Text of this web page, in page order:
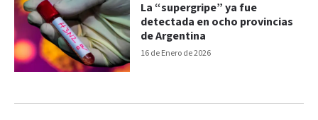
16 de Enero de 2026
La “supergripe” ya fue
detectada en ocho provincias
de Argentina